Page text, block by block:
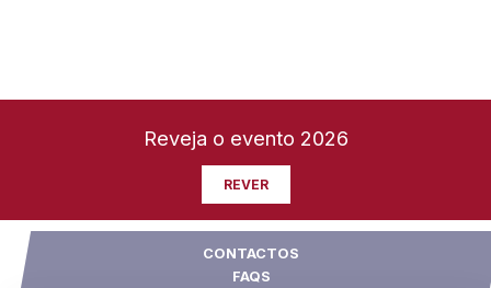
Reveja o evento 2026
REVER
CONTACTOS
FAQS